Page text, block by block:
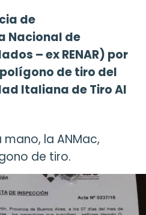
de
Nacional de
– ex RENAR) por
de tiro del
Italiana de Tiro Al
la ANMac,
de tiro.